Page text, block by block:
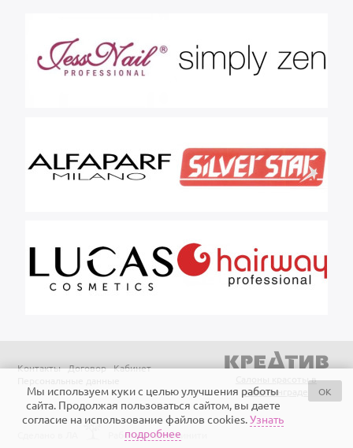
Контакты Договор Кабинет
Салоны красоты в
Калининграде
Работает на Айтинити
Мы используем куки с целью улучшения работы
сайта. Продолжая пользоваться сайтом, вы даете
согласие на использование файлов cookies.Узнать
подробнее
OK